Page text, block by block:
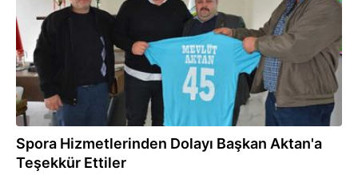
Spora Hizmetlerinden Dolayı Başkan Aktan'a
Teşekkür Ettiler